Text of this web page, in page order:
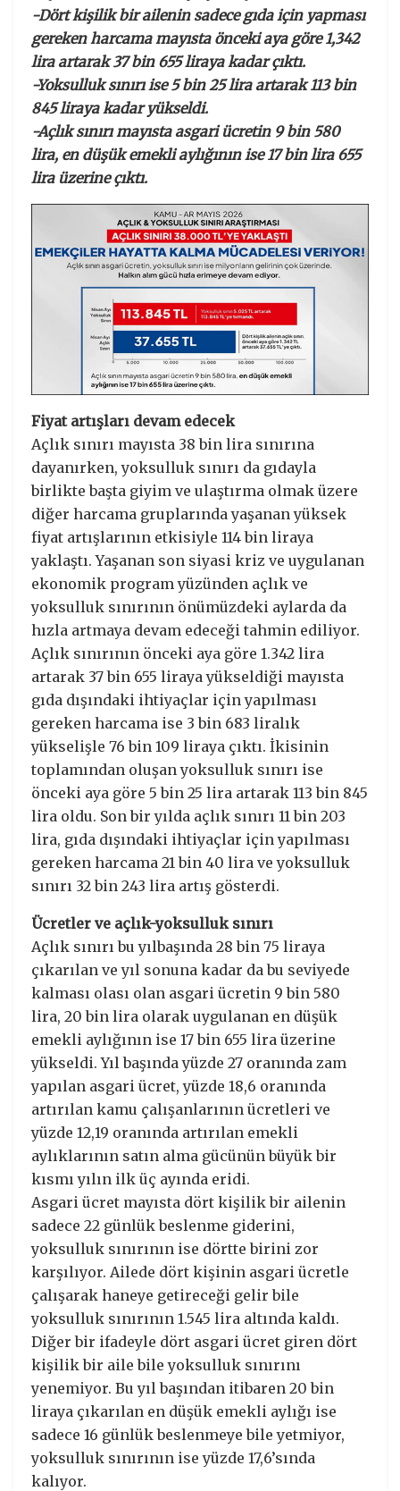
-Dört kişilik bir ailenin sadece gıda için yapması
gereken harcama mayısta önceki aya göre 1,342
lira artarak 37 bin 655 liraya kadar çıktı.
-Yoksulluk sınırı ise 5 bin 25 lira artarak 113 bin
845 liraya kadar yükseldi.
-Açlık sınırı mayısta asgari ücretin 9 bin 580
lira, en düşük emekli aylığının ise 17 bin lira 655
lira üzerine çıktı.
Fiyat artışları devam edecek
Açlık sınırı mayısta 38 bin lira sınırına
dayanırken, yoksulluk sınırı da gıdayla
birlikte başta giyim ve ulaştırma olmak üzere
diğer harcama gruplarında yaşanan yüksek
fiyat artışlarının etkisiyle 114 bin liraya
yaklaştı. Yaşanan son siyasi kriz ve uygulanan
ekonomik program yüzünden açlık ve
yoksulluk sınırının önümüzdeki aylarda da
hızla artmaya devam edeceği tahmin ediliyor.
Açlık sınırının önceki aya göre 1.342 lira
artarak 37 bin 655 liraya yükseldiği mayısta
gıda dışındaki ihtiyaçlar için yapılması
gereken harcama ise 3 bin 683 liralık
yükselişle 76 bin 109 liraya çıktı. İkisinin
toplamından oluşan yoksulluk sınırı ise
önceki aya göre 5 bin 25 lira artarak 113 bin 845
lira oldu. Son bir yılda açlık sınırı 11 bin 203
lira, gıda dışındaki ihtiyaçlar için yapılması
gereken harcama 21 bin 40 lira ve yoksulluk
sınırı 32 bin 243 lira artış gösterdi.
Ücretler ve açlık-yoksulluk sınırı
Açlık sınırı bu yılbaşında 28 bin 75 liraya
çıkarılan ve yıl sonuna kadar da bu seviyede
kalması olası olan asgari ücretin 9 bin 580
lira, 20 bin lira olarak uygulanan en düşük
emekli aylığının ise 17 bin 655 lira üzerine
yükseldi. Yıl başında yüzde 27 oranında zam
yapılan asgari ücret, yüzde 18,6 oranında
artırılan kamu çalışanlarının ücretleri ve
yüzde 12,19 oranında artırılan emekli
aylıklarının satın alma gücünün büyük bir
kısmı yılın ilk üç ayında eridi.
Asgari ücret mayısta dört kişilik bir ailenin
sadece 22 günlük beslenme giderini,
yoksulluk sınırının ise dörtte birini zor
karşılıyor. Ailede dört kişinin asgari ücretle
çalışarak haneye getireceği gelir bile
yoksulluk sınırının 1.545 lira altında kaldı.
Diğer bir ifadeyle dört asgari ücret giren dört
kişilik bir aile bile yoksulluk sınırını
yenemiyor. Bu yıl başından itibaren 20 bin
liraya çıkarılan en düşük emekli aylığı ise
sadece 16 günlük beslenmeye bile yetmiyor,
yoksulluk sınırının ise yüzde 17,6’sında
kalıyor.